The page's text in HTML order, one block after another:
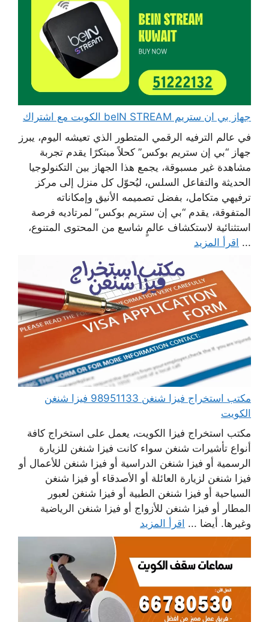
جهاز بي ان ستريم beIN STREAM الكويت مع اشتراك
في عالم الترفيه الرقمي المتطور الذي تعيشه اليوم، يبرز
جهاز “بي إن ستريم بوكس” كحلاً مبتكرًا يقدم تجربة
مشاهدة غير مسبوقة، يجمع هذا الجهاز بين التكنولوجيا
الحديثة والتفاعل السلس، ليُحوّل كل منزل إلى مركز
ترفيهي متكامل، بفضل تصميمه الأنيق وإمكاناته
المتفوقة، يقدم “بي إن ستريم بوكس” لمرتاديه فرصة
استثنائية لاستكشاف عالمٍ شاسع من المحتوى المتنوع،
... اقرأ المزيد
مكتب استخراج فيزا شنغن 98951133 فيزا شنغن
الكويت
مكتب استخراج فيزا الكويت، يعمل على استخراج كافة
أنواع تأشيرات شنغن سواء كانت فيزا شنغن للزيارة
الرسمية أو فيزا شنغن الدراسية أو فيزا شنغن للأعمال أو
فيزا شنغن لزيارة العائلة أو الأصدقاء أو فيزا شنغن
السياحية أو فيزا شنغن الطبية أو فيزا شنغن لعبور
المطار أو فيزا شنغن للأزواج أو فيزا شنغن الرياضية
وغيرها. أيضا ... اقرأ المزيد